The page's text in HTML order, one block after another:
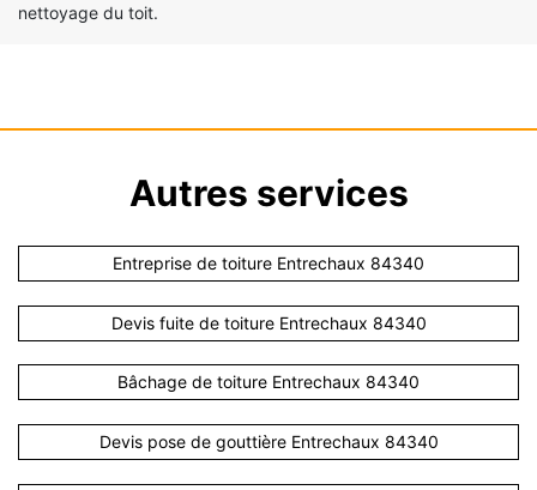
nettoyage du toit.
Autres services
Entreprise de toiture Entrechaux 84340
Devis fuite de toiture Entrechaux 84340
Bâchage de toiture Entrechaux 84340
Devis pose de gouttière Entrechaux 84340